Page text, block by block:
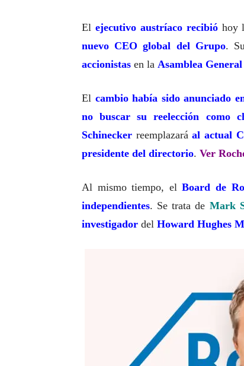
El ejecutivo austríaco recibió hoy
nuevo CEO global del Grupo.
accionistas en la Asamblea General
El cambio había sido anunciado
no buscar su reelección como
Schinecker reemplazará al actual
presidente del directorio. Ver
Al mismo tiempo, el Board de
independientes. Se trata de Mark
investigador del Howard Hughes